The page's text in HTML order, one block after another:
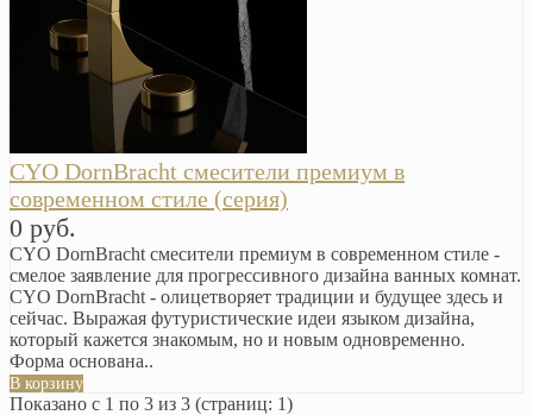
CYO DornBracht смесители премиум в
современном стиле (серия)
0 руб.
CYO DornBracht смесители премиум в современном стиле -
смелое заявление для прогрессивного дизайна ванных комнат.
CYO DornBracht - олицетворяет традиции и будущее здесь и
сейчас. Выражая футуристические идеи языком дизайна,
который кажется знакомым, но и новым одновременно.
Форма основана..
В корзину
Показано с 1 по 3 из 3 (страниц: 1)